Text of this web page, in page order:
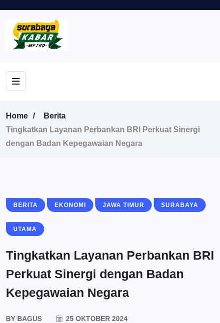
Home
Berita
Tingkatkan Layanan Perbankan BRI Perkuat Sinergi
dengan Badan Kepegawaian Negara
BERITA EKONOMI JAWA TIMUR SURABAYA
UTAMA
Tingkatkan Layanan Perbankan BRI
Perkuat Sinergi dengan Badan
Kepegawaian Negara
BY BAGUS
25 OKTOBER 2024